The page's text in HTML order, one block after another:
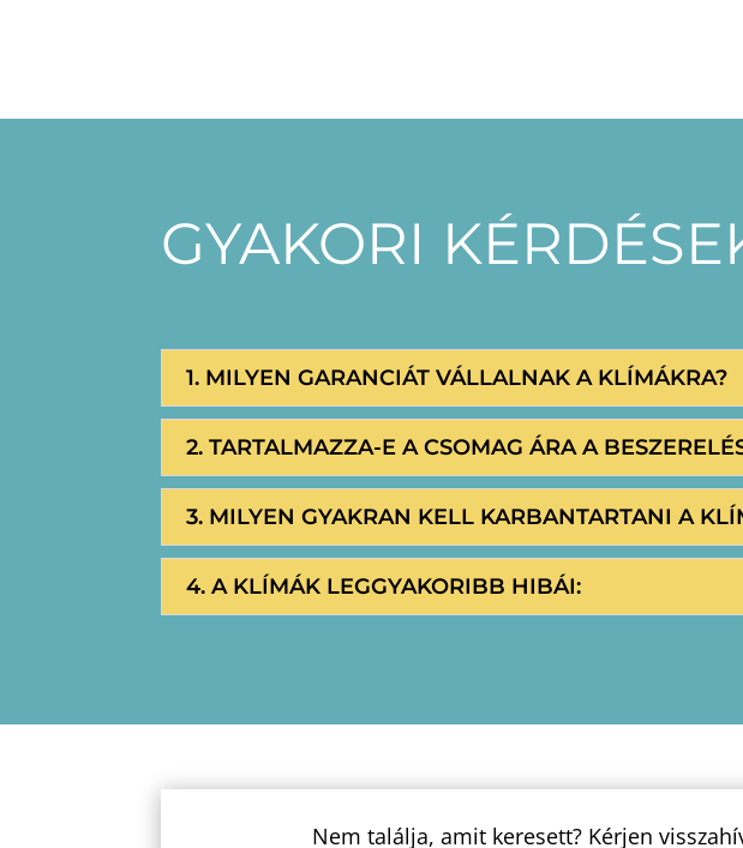
GYAKORI
1. MILYEN GARANCIÁT VÁLLALNAK A KLÍMÁKRA?
2. TARTALMAZZA-E A CSOMAG ÁRA A
3. MILYEN GYAKRAN KELL KARBANTARTANI A
4. A KLÍMÁK LEGGYAKORIBB HIBÁI:
Nem találja, amit keresett? Kérjen